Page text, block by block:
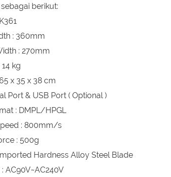
berikut:
: 360mm
: 270mm
kg
x 35 x 38 cm
Port & USB Port ( Optional )
: DMPL/HPGL
: 800mm/s
: 500g
Hardness Alloy Steel Blade
AC90V~AC240V